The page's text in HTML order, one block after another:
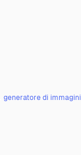
generatore di immagini